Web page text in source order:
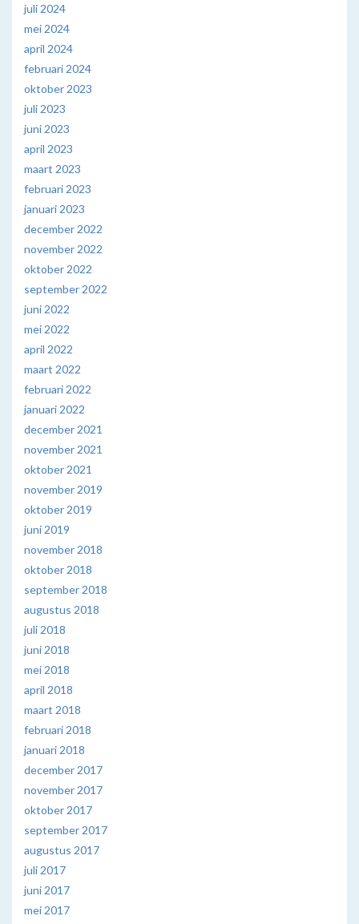
juli 2024
mei 2024
april 2024
februari 2024
oktober 2023
juli 2023
juni 2023
april 2023
maart 2023
februari 2023
januari 2023
december 2022
november 2022
oktober 2022
september 2022
juni 2022
mei 2022
april 2022
maart 2022
februari 2022
januari 2022
december 2021
november 2021
oktober 2021
november 2019
oktober 2019
juni 2019
november 2018
oktober 2018
september 2018
augustus 2018
juli 2018
juni 2018
mei 2018
april 2018
maart 2018
februari 2018
januari 2018
december 2017
november 2017
oktober 2017
september 2017
augustus 2017
juli 2017
juni 2017
mei 2017